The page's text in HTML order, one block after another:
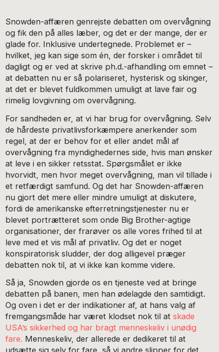
Snowden-affæren genrejste debatten om overvågning
og fik den på alles læber, og det er der mange, der er
glade for. Inklusive undertegnede. Problemet er –
hvilket, jeg kan sige som én, der forsker i området til
dagligt og er ved at skrive ph.d.-afhandling om emnet –
at debatten nu er så polariseret, hysterisk og skinger,
at det er blevet fuldkommen umuligt at lave fair og
rimelig lovgivning om overvågning.
For sandheden er, at vi har brug for overvågning. Selv
de hårdeste privatlivsforkæmpere anerkender som
regel, at der er behov for et eller andet mål af
overvågning fra myndighedernes side, hvis man ønsker
at leve i en sikker retsstat. Spørgsmålet er ikke
hvorvidt, men hvor meget overvågning, man vil tillade i
et retfærdigt samfund. Og det har Snowden-affæren
nu gjort det mere eller mindre umuligt at diskutere,
fordi de amerikanske efterretningstjenester nu er
blevet portrætteret som onde Big Brother-agtige
organisationer, der frarøver os alle vores frihed til at
leve med et vis mål af privatliv. Og det er noget
konspiratorisk sludder, der dog alligevel præger
debatten nok til, at vi ikke kan komme videre.
Så ja, Snowden gjorde os en tjeneste ved at bringe
debatten på banen, men han ødelagde den samtidigt.
Og oven i det er der indikationer af, at hans valg af
fremgangsmåde har været klodset nok til at skade
USA’s sikkerhed og har bragt menneskeliv i unødig
fare. Menneskeliv, der allerede er dedikeret til at